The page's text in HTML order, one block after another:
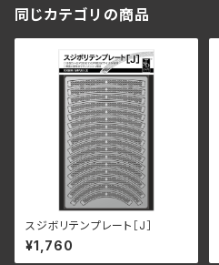
同じカテゴリの商品
スジボリテンプレート［J］
¥1,760